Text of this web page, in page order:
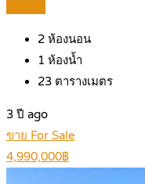
2 ห้องนอน
1 ห้องน้ำ
23 ตารางเมตร
3 ปี ago
ขาย For Sale
4,990,000฿